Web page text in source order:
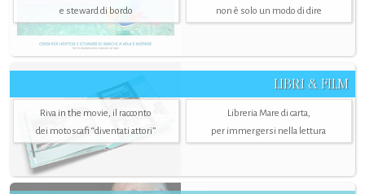
e steward di bordo
non è solo un modo di dire
LIBRI & FILM
Riva in the movie, il racconto
dei motoscafi “diventati attori”
Libreria Mare di carta,
per immergersi nella lettura